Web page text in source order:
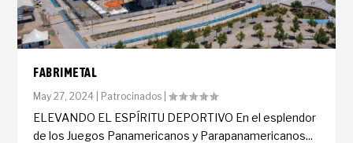
FABRIMETAL
May 27, 2024 Patrocinados |
ELEVANDO EL ESPÍRITU DEPORTIVO En el esplendor
de los Juegos Panamericanos y Parapanamericanos...